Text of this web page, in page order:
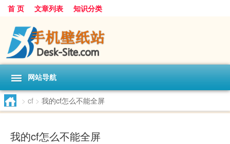
首 页 文章列表 知识分类
网站导航
> cf > 我的cf怎么不能全屏
我的cf怎么不能全屏